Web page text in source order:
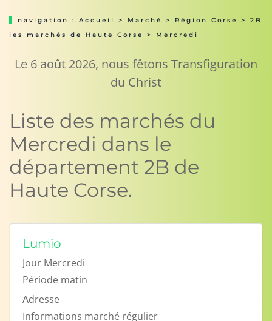
navigation : Accueil > Marché > Région Corse > 2B
les marchés de Haute Corse
> Mercredi
Le 6 août 2026, nous fêtons Transfiguration
du Christ
Liste des marchés du
Mercredi dans le
département 2B de
Haute Corse.
Lumio
Jour Mercredi
Période matin
Adresse
Informations marché régulier